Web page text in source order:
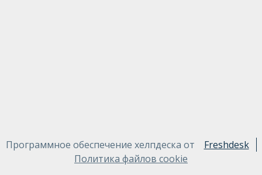
Программное обеспечение хелпдеска от
Freshdesk
Политика файлов cookie